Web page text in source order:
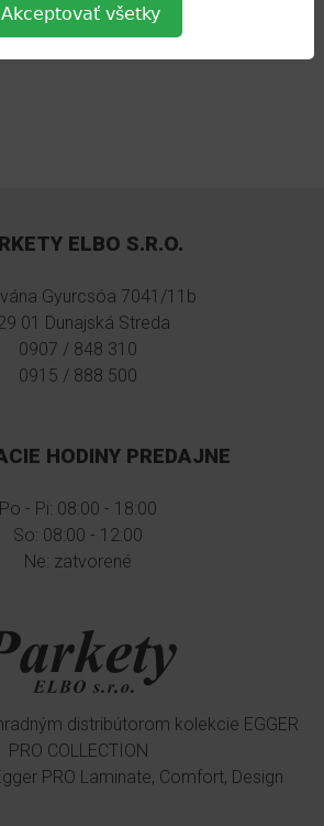
ELBO S.R.O.
Gyurcsóa 7041/11b
01 Dunajská Streda
0907 / 848 310
0915 / 888 500
HODINY PREDAJNE
Po - Pi: 08:00 - 18:00
So: 08:00 - 12:00
Ne: zatvorené
distribútorom kolekcie EGGER
PRO COLLECTION
PRO Laminate, Comfort, Design
Akceptovať všetky